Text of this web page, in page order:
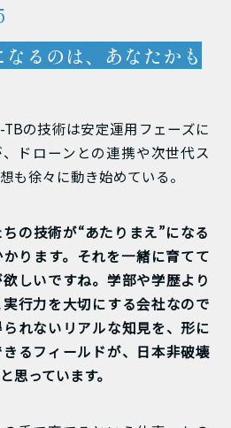
なるのは、あなたかも
TBの技術は安定運用フェーズに
ドローンとの連携や次世代ス
も徐々に動き始めている。
ちの技術が“あたりまえ”になる
ります。それを一緒に育てて
しいですね。学部や学歴より
行力を大切にする会社なので
れないリアルな知見を、形に
るフィールドが、日本非破壊
思っています。